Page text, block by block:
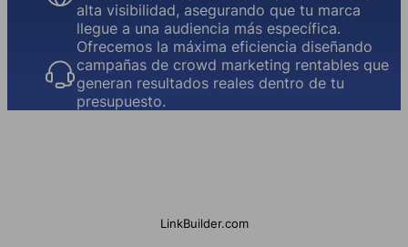
alta visibilidad, asegurando que tu marca
llegue a una audiencia más específica.
Ofrecemos la máxima eficiencia diseñando
campañas de crowd marketing rentables que
generan resultados reales dentro de tu
presupuesto.
LinkBuilder.com